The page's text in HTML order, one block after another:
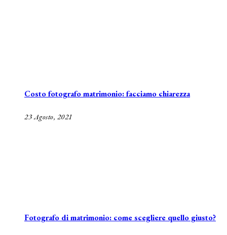
Costo fotografo matrimonio: facciamo chiarezza
23 Agosto, 2021
Fotografo di matrimonio: come scegliere quello giusto?